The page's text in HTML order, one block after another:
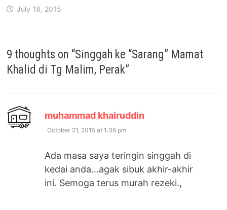
July 18, 2015
9 thoughts on “Singgah ke “Sarang” Mamat
Khalid di Tg Malim, Perak”
muhammad khairuddin
October 31, 2015 at 1:36 pm
Ada masa saya teringin singgah di
kedai anda…agak sibuk akhir-akhir
ini. Semoga terus murah rezeki.,